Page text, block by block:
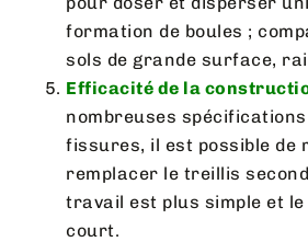
formation de boules ;
sols de grande surface,
Efficacité de la
nombreuses
fissures, il est possible de
remplacer le treillis
travail est plus simple et
court.